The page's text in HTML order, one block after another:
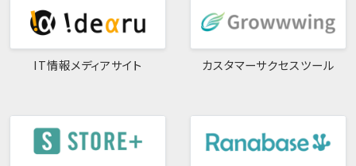
IT情報メディアサイト カスタマーサクセスツール